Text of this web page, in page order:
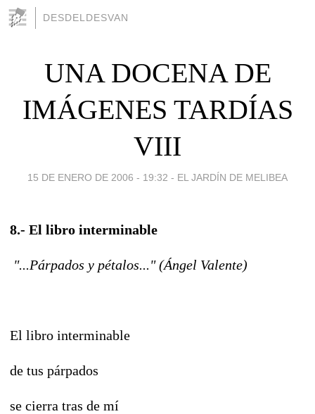
DESDELDESVAN
UNA DOCENA DE
IMÁGENES TARDÍAS
VIII
15 DE ENERO DE 2006 - 19:32 - EL JARDÍN DE MELIBEA
8.- El libro interminable
"...Párpados y pétalos..." (Ángel Valente)
El libro interminable
de tus párpados
se cierra tras de mí